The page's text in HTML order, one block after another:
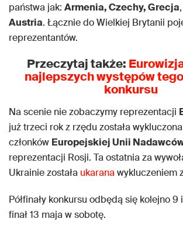
państwa jak: Armenia, Czechy, Grecja,
Austria. Łącznie do Wielkiej Brytanii
reprezentantów.
Przeczytaj także:
najlepszych występów
konkursu
Na scenie nie zobaczymy reprezentacji
już trzeci rok z rzędu została
członków Europejskiej Unii
reprezentacji Rosji. Ta ostatnia za
Ukrainie została ukaranawykluczeniem
Półfinały konkursu odbędą się kolejno 9
finał 13 maja w sobotę.